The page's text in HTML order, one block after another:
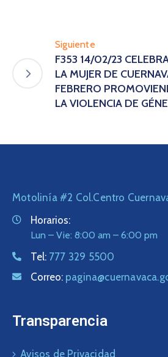
Siguiente
F353 14/02/23
LA MUJER DE
FEBRERO
LA VIOLENCIA DE
Motolinía #2 Col.Centro
Horarios:
Lun – Vie: 8:00 am – 6:00 pm
Tel: 777 329 5500
Correo:
Transparencia
Avisos de Privacidad